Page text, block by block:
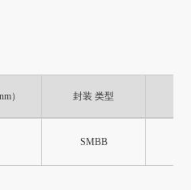
） 封装 类型
SMBB